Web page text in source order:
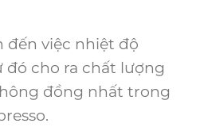
đến việc nhiệt độ
cho ra chất lượng
đồng nhất trong